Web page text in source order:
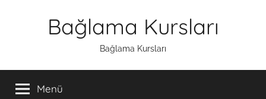
Bağlama Kursları
Bağlama Kursları
Menü